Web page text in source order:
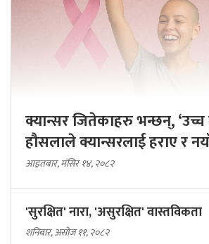
क्यान्सर जितेकाहरु भन्छन्,
हौसलाले क्यान्सरलाई हराए र
आइतबार, मंसिर १४, २०८२
'सुरक्षित' नारा, 'असुरक्षित' वास्तविकता
शनिबार, असोज ११, २०८२